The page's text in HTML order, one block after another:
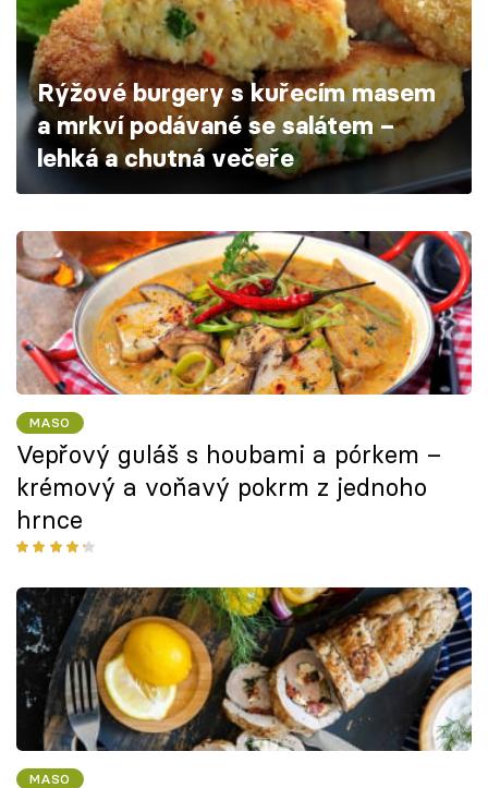
Škola vaření
Recepty z TV
Speciál: Cuketa
Sledujte prima+
Přihlášení
Sledujte nás
Rýžové burgery s kuřecím masem
a mrkví podávané se salátem –
lehká a chutná večeře
MASO
Vepřový guláš s houbami a pórkem –
krémový a voňavý pokrm z jednoho
hrnce
MASO